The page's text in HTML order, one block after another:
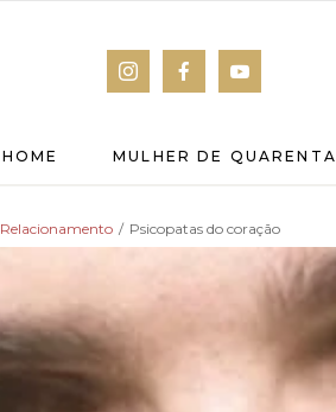
HOME MULHER DE QUARENTA
Relacionamento / Psicopatas do coração